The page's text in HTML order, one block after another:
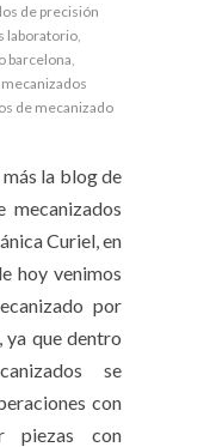
de precisión
laboratorio
barcelona
mecanizados
de mecanizado
la blog de
mecanizados
Curiel, en
hoy venimos
por
ya que dentro
se
con
piezas con